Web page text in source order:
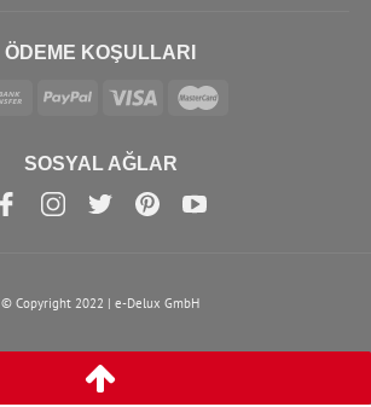
ÖDEME KOŞULLARI
SOSYAL AĞLAR
© Copyright 2022 | e-Delux GmbH